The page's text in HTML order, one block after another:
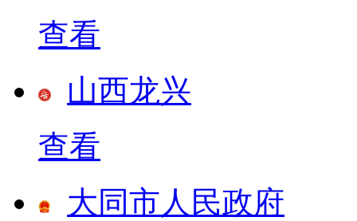
查看
山西龙兴
查看
大同市人民政府